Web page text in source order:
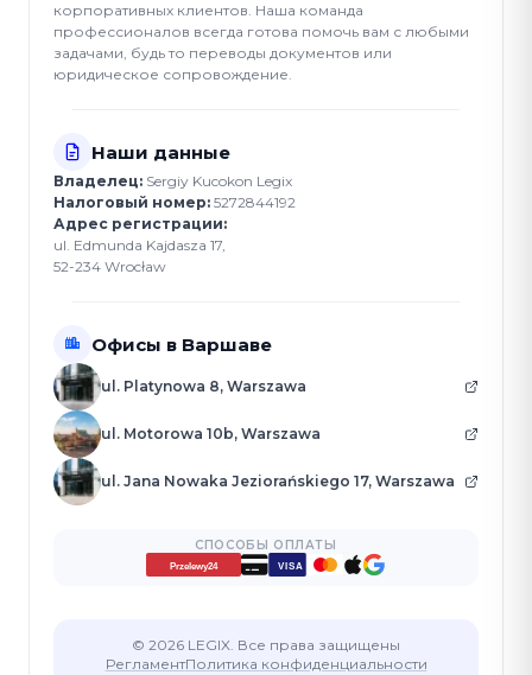
корпоративных клиентов. Наша команда
профессионалов всегда готова помочь вам с любыми
задачами, будь то переводы документов или
юридическое сопровождение.
Наши данные
Владелец: Sergiy Kucokon Legix
Налоговый номер: 5272844192
Адрес регистрации:
ul. Edmunda Kajdasza 17,
52-234 Wrocław
Офисы в Варшаве
ul. Platynowa 8, Warszawa
ul. Motorowa 10b, Warszawa
ul. Jana Nowaka Jeziorańskiego 17, Warszawa
СПОСОБЫ ОПЛАТЫ
Przelewy24 VISA
© 2026 LEGIX. Все права защищены
РегламентПолитика конфиденциальности